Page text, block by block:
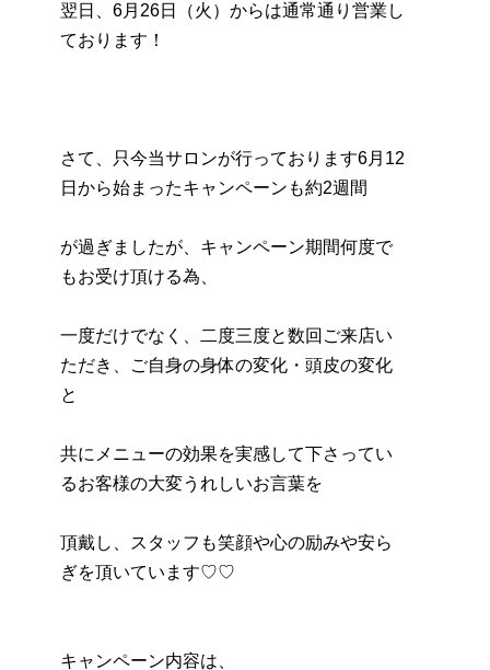
翌日、6月26日（火）からは通常通り営業し
ております！
さて、只今当サロンが行っております6月12
日から始まったキャンペーンも約2週間
が過ぎましたが、キャンペーン期間何度で
もお受け頂ける為、
一度だけでなく、二度三度と数回ご来店い
ただき、ご自身の身体の変化・頭皮の変化
と
共にメニューの効果を実感して下さってい
るお客様の大変うれしいお言葉を
頂戴し、スタッフも笑顔や心の励みや安ら
ぎを頂いています♡♡
キャンペーン内容は、